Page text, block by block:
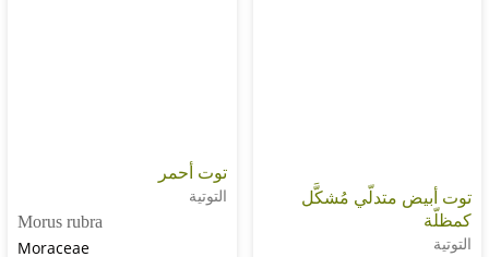
متدلّي مُشكَّل
Morus rubra